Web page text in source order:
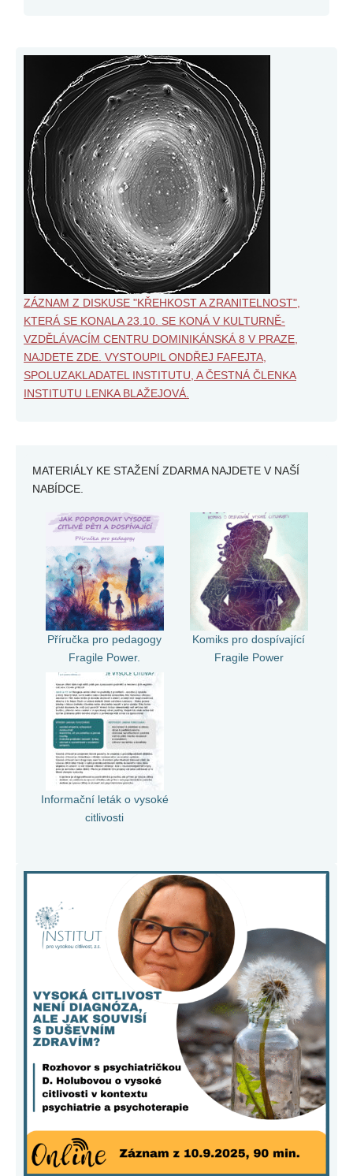
ZÁZNAM Z DISKUSE "KŘEHKOST A ZRANITELNOST",
KTERÁ SE KONALA 23.10. SE KONÁ V KULTURNĚ-
VZDĚLÁVACÍM CENTRU DOMINIKÁNSKÁ 8 V PRAZE,
NAJDETE ZDE. VYSTOUPIL ONDŘEJ FAFEJTA,
SPOLUZAKLADATEL INSTITUTU, A ČESTNÁ ČLENKA
INSTITUTU LENKA BLAŽEJOVÁ.
MATERIÁLY KE STAŽENÍ ZDARMA NAJDETE V NAŠÍ
NABÍDCE.
Příručka pro pedagogy
Fragile Power.
Komiks pro dospívající
Fragile Power
Informační leták o vysoké
citlivosti